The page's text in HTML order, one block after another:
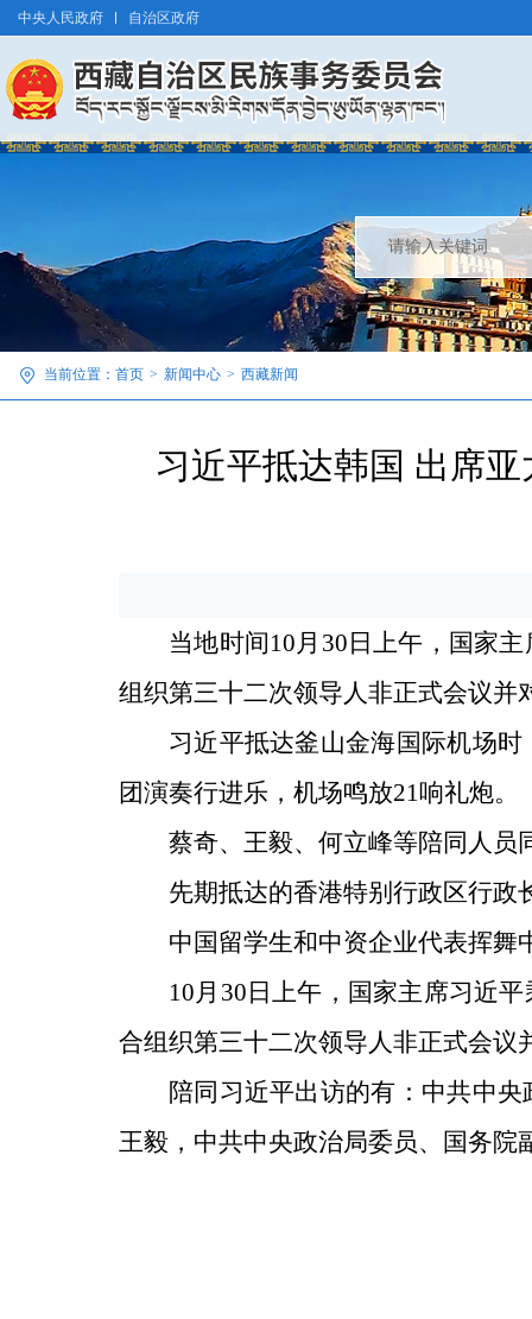
中央人民政府 自治区政府
当前位置： 首页 > 新闻中心 > 西藏新闻
习近平抵达韩国 出席
当地时间10月30日上午，国家
组织第三十二次领导人非正式会议并
习近平抵达釜山金海国际机场
团演奏行进乐，机场鸣放21响礼炮。
蔡奇、王毅、何立峰等陪同人员
先期抵达的香港特别行政区行政
中国留学生和中资企业代表挥舞
10月30日上午，国家主席习近
合组织第三十二次领导人非正式会议
陪同习近平出访的有：中共中
王毅，中共中央政治局委员、国务院